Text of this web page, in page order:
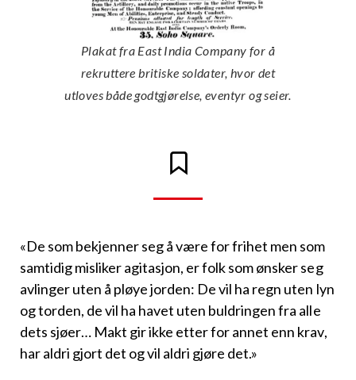
Plakat fra East India Company for å
rekruttere britiske soldater, hvor det
utloves både godtgjørelse, eventyr og seier.
«De som bekjenner seg å være for frihet men som
samtidig misliker agitasjon, er folk som ønsker seg
avlinger uten å pløye jorden: De vil ha regn uten lyn
og torden, de vil ha havet uten buldringen fra alle
dets sjøer… Makt gir ikke etter for annet enn krav,
har aldri gjort det og vil aldri gjøre det.»